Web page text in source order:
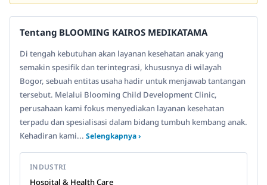
Tentang BLOOMING KAIROS MEDIKATAMA
Di tengah kebutuhan akan layanan kesehatan anak yang
semakin spesifik dan terintegrasi, khususnya di wilayah
Bogor, sebuah entitas usaha hadir untuk menjawab tantangan
tersebut. Melalui Blooming Child Development Clinic,
perusahaan kami fokus menyediakan layanan kesehatan
terpadu dan spesialisasi dalam bidang tumbuh kembang anak.
Kehadiran kami... Selengkapnya ›
INDUSTRI
Hospital & Health Care